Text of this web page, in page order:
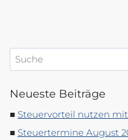
Suchen
Neueste Beiträge
Steuervorteil nutzen
Steuertermine August